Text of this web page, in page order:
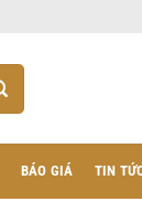
BÁO GIÁ TIN